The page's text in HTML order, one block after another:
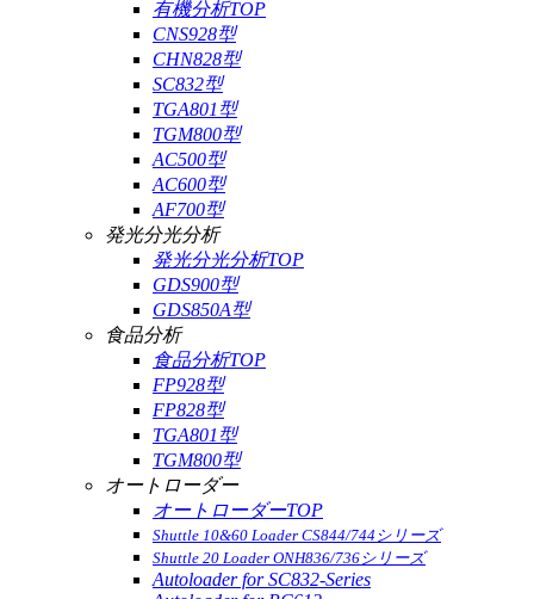
有機分析TOP
CNS928型
CHN828型
SC832型
TGA801型
TGM800型
AC500型
AC600型
AF700型
発光分光分析
発光分光分析TOP
GDS900型
GDS850A型
食品分析
食品分析TOP
FP928型
FP828型
TGA801型
TGM800型
オートローダー
オートローダーTOP
Shuttle 10&60 Loader CS844/744シリーズ
Shuttle 20 Loader ONH836/736シリーズ
Autoloader for SC832-Series